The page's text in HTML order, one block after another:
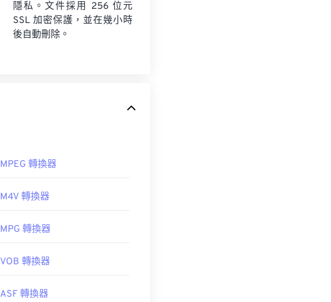
隱私。文件採用 256 位元
SSL 加密保護，並在幾小時
後自動刪除。
MPEG 轉換器
M4V 轉換器
MPG 轉換器
VOB 轉換器
ASF 轉換器